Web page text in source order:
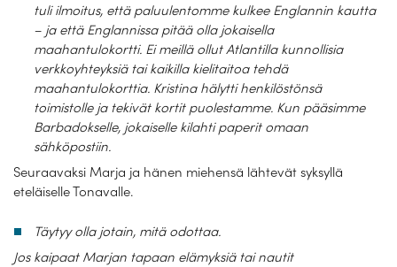
tuli ilmoitus, että paluulentomme kulkee Englannin kautta
– ja että Englannissa pitää olla jokaisella
maahantulokortti. Ei meillä ollut Atlantilla kunnollisia
verkkoyhteyksiä tai kaikilla kielitaitoa tehdä
maahantulokorttia. Kristina hälytti henkilöstönsä
toimistolle ja tekivät kortit puolestamme. Kun pääsimme
Barbadokselle, jokaiselle kilahti paperit omaan
sähköpostiin.
Seuraavaksi Marja ja hänen miehensä lähtevät syksyllä
eteläiselle Tonavalle.
Täytyy olla jotain, mitä odottaa.
Jos kaipaat Marjan tapaan elämyksiä tai nautit